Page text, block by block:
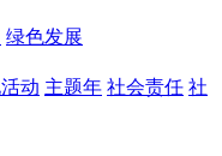
绿色发展
动 主题年 社会责任 社